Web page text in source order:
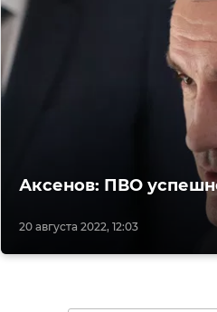
20 августа 2022, 12:03
Аксенов: ПВО